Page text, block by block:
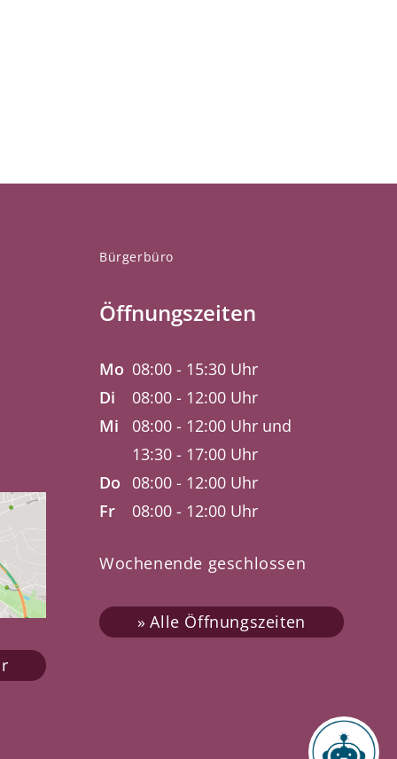
Bürgerbüro
Öffnungszeiten
Mo 08:00 - 15:30 Uhr
Di
08:00 - 12:00 Uhr
Mi
08:00 - 12:00 Uhr und
13:30 - 17:00 Uhr
Do
08:00 - 12:00 Uhr
Fr
08:00 - 12:00 Uhr
Wochenende geschlossen
Alle Öffnungszeiten
Chatbot